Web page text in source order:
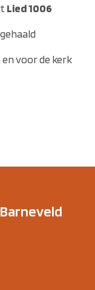
Lied 1006
en voor de kerk